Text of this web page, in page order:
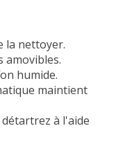
la nettoyer.
amovibles.
humide.
maintient
à l'aide